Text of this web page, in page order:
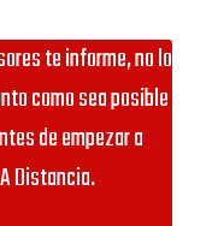
te informe, no lo
como sea posible
de empezar a
Distancia.